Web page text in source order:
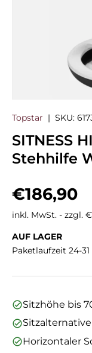
Topstar | SKU:
SITNESS
Stehhilfe
Normaler
€186,90
inkl. MwSt. - zzgl.
AUF LAGER
Paketlaufzeit 24-
Sitzhöhe bis
Horizontaler